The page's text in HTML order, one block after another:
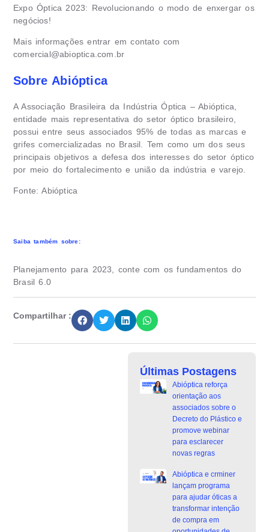
Expo Óptica 2023: Revolucionando o modo de enxergar os
negócios!
Mais informações entrar em contato com
comercial@abioptica.com.br
Sobre Abióptica
A Associação Brasileira da Indústria Óptica – Abióptica,
entidade mais representativa do setor óptico brasileiro,
possui entre seus associados 95% de todas as marcas e
grifes comercializadas no Brasil. Tem como um dos seus
principais objetivos a defesa dos interesses do setor óptico
por meio do fortalecimento e união da indústria e varejo.
Fonte: Abióptica
Saiba também sobre:
Planejamento para 2023, conte com os fundamentos do
Brasil 6.0
Compartilhar :
Últimas Postagens
Abióptica reforça
orientação aos
associados sobre o
Decreto do Plástico e
promove webinar
para esclarecer
novas regras
Abióptica e crminer
lançam programa
para ajudar óticas a
transformar intenção
de compra em